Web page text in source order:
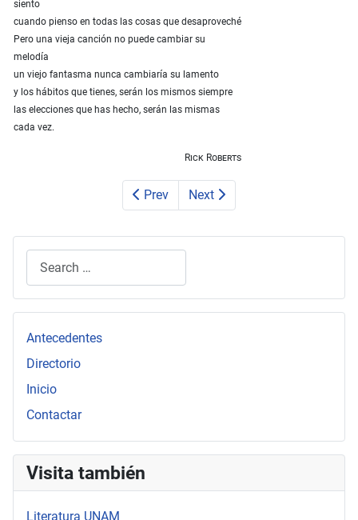
siento
cuando pienso en todas las cosas que desaproveché
Pero una vieja canción no puede cambiar su
melodía
un viejo fantasma nunca cambiaría su lamento
y los hábitos que tienes, serán los mismos siempre
las elecciones que has hecho, serán las mismas
cada vez.
Rick Roberts
Prev Next
Antecedentes
Directorio
Inicio
Contactar
Visita también
Literatura UNAM